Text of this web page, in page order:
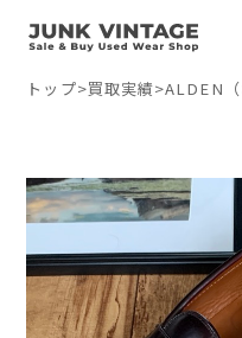
トップ>買取実績>ALDEN